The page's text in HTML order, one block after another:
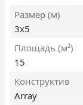
Размер (м)
3х5
Площадь (м²)
15
Конструктив
Array